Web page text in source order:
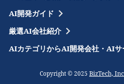
AI開発ガイド
厳選AI会社紹介
AIカテゴリからAI開発会社・AIサ
Copyright © 2025 BizTech,